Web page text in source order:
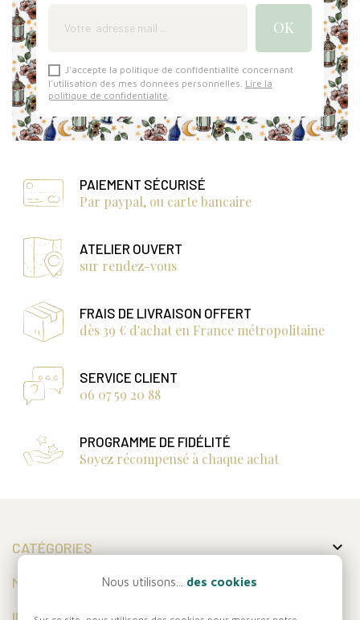
J'accepte la politique de confidentialité concernant
l'utilisation des mes données personnelles. Lire la
politique de confidentialité
PAIEMENT SÉCURISÉ
Par paypal, ou carte bancaire
ATELIER OUVERT
sur rendez-vous
FRAIS DE LIVRAISON OFFERT
dès 39 € d'achat en France métropolitaine
SERVICE CLIENT
06 07 59 20 88
PROGRAMME DE FIDÉLITÉ
Soyez récompensé à chaque achat
CATÉGORIES 
MON COMPTE Nous utilisons... des cookies